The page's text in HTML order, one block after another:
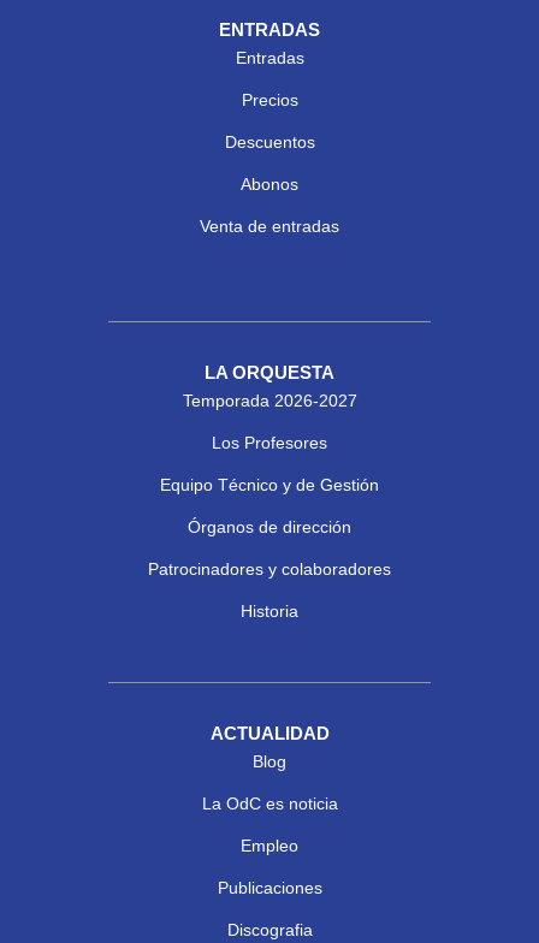
ENTRADAS
Entradas
Precios
Descuentos
Abonos
Venta de entradas
LA ORQUESTA
Temporada 2026-2027
Los Profesores
Equipo Técnico y de Gestión
Órganos de dirección
Patrocinadores y colaboradores
Historia
ACTUALIDAD
Blog
La OdC es noticia
Empleo
Publicaciones
Discografia